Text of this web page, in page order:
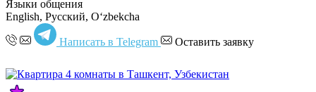
Языки общения
English, Русский, Oʻzbekcha
Написать в Telegram Оставить заявку